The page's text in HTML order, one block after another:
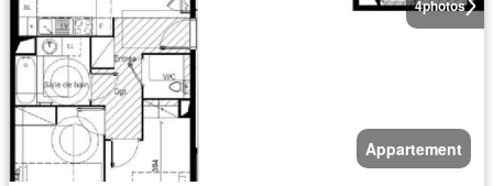
4photos
Appartement